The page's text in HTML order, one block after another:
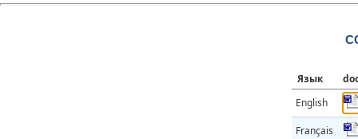
Язык
English
Français